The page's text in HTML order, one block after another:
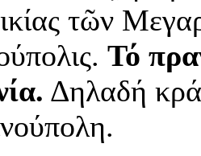
τῶν
Τό
Δηλαδή